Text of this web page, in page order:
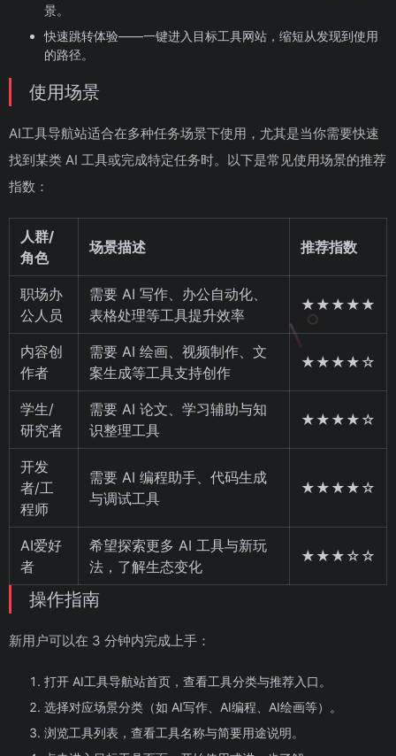
景。
快速跳转体验——一键进入目标工具网站，缩短从发现到使用
的路径。
使用场景
AI工具导航站适合在多种任务场景下使用，尤其是当你需要快速
找到某类 AI 工具或完成特定任务时。以下是常见使用场景的推荐
指数：
人群/
角色
场景描述 推荐指数
职场办
公人员
需要 AI 写作、办公自动化、
表格处理等工具提升效率
★★★★★
内容创
作者
需要 AI 绘画、视频制作、文
案生成等工具支持创作
★★★★☆
学生/
研究者
需要 AI 论文、学习辅助与知
识整理工具
★★★★☆
开发
者/工
程师
需要 AI 编程助手、代码生成
与调试工具
★★★★☆
AI爱好
者
希望探索更多 AI 工具与新玩
法，了解生态变化
★★★☆☆
操作指南
新用户可以在 3 分钟内完成上手：
打开 AI工具导航站首页，查看工具分类与推荐入口。
选择对应场景分类（如 AI写作、AI编程、AI绘画等）。
浏览工具列表，查看工具名称与简要用途说明。